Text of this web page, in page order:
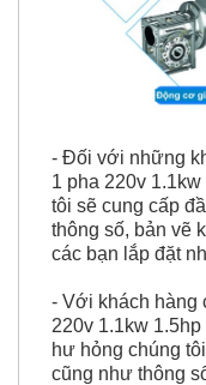
- Đối với những
1 pha 220v
tôi sẽ cung cấp
thông số, bản vẽ
các bạn lắp đặt
- Với khách hàng
220v 1.1kw
hư hỏng chúng
cũng như thông